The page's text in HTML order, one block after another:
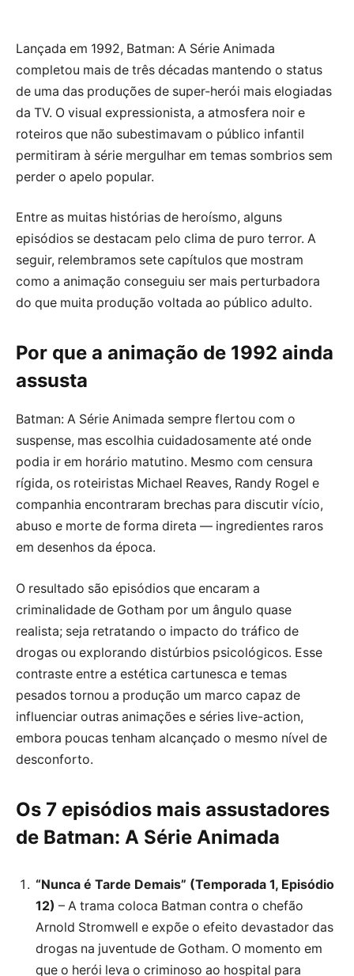
Lançada em 1992, Batman: A Série Animada
completou mais de três décadas mantendo o status
de uma das produções de super-herói mais elogiadas
da TV. O visual expressionista, a atmosfera noir e
roteiros que não subestimavam o público infantil
permitiram à série mergulhar em temas sombrios sem
perder o apelo popular.
Entre as muitas histórias de heroísmo, alguns
episódios se destacam pelo clima de puro terror. A
seguir, relembramos sete capítulos que mostram
como a animação conseguiu ser mais perturbadora
do que muita produção voltada ao público adulto.
Por que a animação de 1992 ainda
assusta
Batman: A Série Animada sempre flertou com o
suspense, mas escolhia cuidadosamente até onde
podia ir em horário matutino. Mesmo com censura
rígida, os roteiristas Michael Reaves, Randy Rogel e
companhia encontraram brechas para discutir vício,
abuso e morte de forma direta — ingredientes raros
em desenhos da época.
O resultado são episódios que encaram a
criminalidade de Gotham por um ângulo quase
realista; seja retratando o impacto do tráfico de
drogas ou explorando distúrbios psicológicos. Esse
contraste entre a estética cartunesca e temas
pesados tornou a produção um marco capaz de
influenciar outras animações e séries live-action,
embora poucas tenham alcançado o mesmo nível de
desconforto.
Os 7 episódios mais assustadores
de Batman: A Série Animada
“Nunca é Tarde Demais” (Temporada 1, Episódio
12) – A trama coloca Batman contra o chefão
Arnold Stromwell e expõe o efeito devastador das
drogas na juventude de Gotham. O momento em
que o herói leva o criminoso ao hospital para